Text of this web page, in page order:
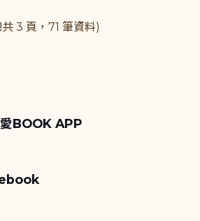
共 3 頁，71 筆資料)
BOOK APP